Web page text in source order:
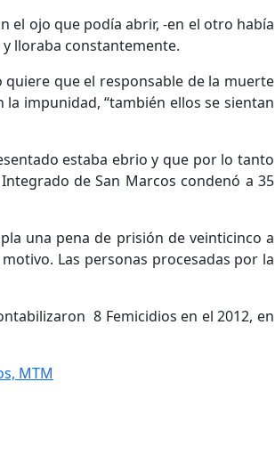
el ojo que podía abrir, -en el otro había
lloraba constantemente.
que el responsable de la muerte
impunidad, “también ellos se sientan
estaba ebrio y que por lo tanto
de San Marcos condenó a 35
una pena de prisión de veinticinco a
Las personas procesadas por la
8 Femicidios en el 2012, en
MTM